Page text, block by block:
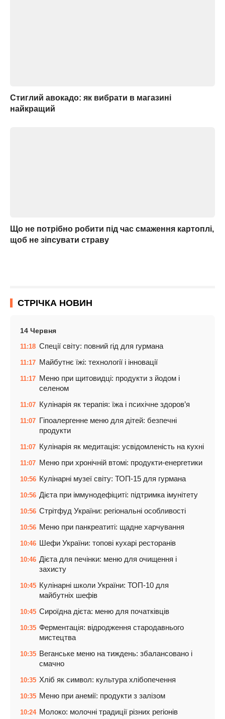
Стиглий авокадо: як вибрати в магазині
найкращий
Що не потрібно робити під час смаження картоплі,
щоб не зіпсувати страву
СТРІЧКА НОВИН
14 Червня
11:18 Спеції світу: повний гід для гурмана
11:17 Майбутнє їжі: технології і інновації
11:17 Меню при щитовидці: продукти з йодом і
селеном
11:07 Кулінарія як терапія: їжа і психічне здоров’я
11:07 Гіпоалергенне меню для дітей: безпечні
продукти
11:07 Кулінарія як медитація: усвідомленість на кухні
11:07 Меню при хронічній втомі: продукти-енергетики
10:56 Кулінарні музеї світу: ТОП-15 для гурмана
10:56 Дієта при іммунодефіциті: підтримка імунітету
10:56 Стрітфуд України: регіональні особливості
10:56 Меню при панкреатиті: щадне харчування
10:46 Шефи України: топові кухарі ресторанів
10:46 Дієта для печінки: меню для очищення і
захисту
10:45 Кулінарні школи України: ТОП-10 для
майбутніх шефів
10:45 Сироїдна дієта: меню для початківців
10:35 Ферментація: відродження стародавнього
мистецтва
10:35 Веганське меню на тиждень: збалансовано і
смачно
10:35 Хліб як символ: культура хлібопечення
10:35 Меню при анемії: продукти з залізом
10:24 Молоко: молочні традиції різних регіонів